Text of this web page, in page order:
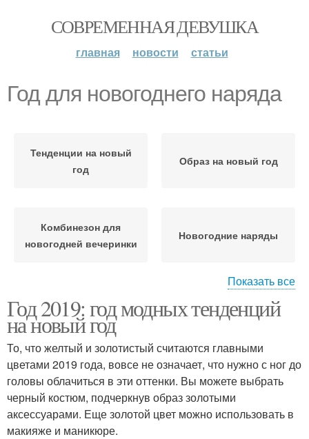
СОВРЕМЕННАЯ ДЕВУШКА
главная новости статьи
Год для новогоднего наряда
Тенденции на новый
год
Образ на новый год
Комбинезон для
новогодней вечеринки
Новогодние наряды
Года с праздничным
дресс-кодом
Дресс-код на новый год
Новогодний наряд
Прически для
новогоднего торжества
Показать все
Год 2019: год модных тенденций
на новый год
То, что желтый и золотистый считаются главными
цветами 2019 года, вовсе не означает, что нужно с ног до
головы облачиться в эти оттенки. Вы можете выбрать
черный костюм, подчеркнув образ золотыми
аксессуарами. Еще золотой цвет можно использовать в
макияже и маникюре.